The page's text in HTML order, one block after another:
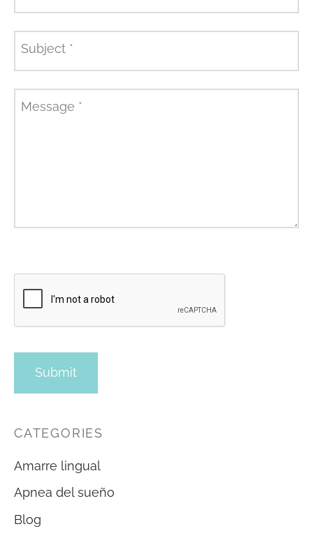
Subject *
Message *
CATEGORIES
Amarre lingual
Apnea del sueño
Blog